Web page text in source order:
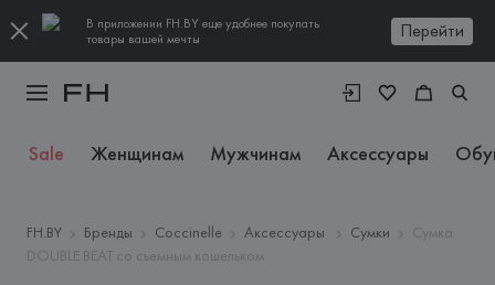
В приложении FH.BY еще удобнее покупать
товары вашей мечты
Перейти
Sale Женщинам Мужчинам Аксессуары
FH.BY Бренды Coccinelle Аксессуары Сумки
Сумка
DOUBLE BEAT со съемным кошельком